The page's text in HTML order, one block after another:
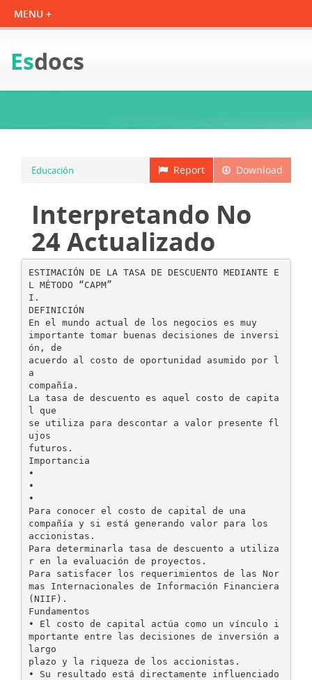
Esdocs
Download
Report
Educación
Interpretando No
24 Actualizado
ESTIMACIÓN DE LA TASA DE DESCUENTO MEDIANTE E
L MÉTODO “CAPM”
I.
DEFINICIÓN
En el mundo actual de los negocios es muy
importante tomar buenas decisiones de inversi
ón, de
acuerdo al costo de oportunidad asumido por l
a
compañía.
La tasa de descuento es aquel costo de capita
l que
se utiliza para descontar a valor presente fl
ujos
futuros.
Importancia
•
•
•
Para conocer el costo de capital de una
compañía y si está generando valor para los
accionistas.
Para determinarla tasa de descuento a utiliza
r en la evaluación de proyectos.
Para satisfacer los requerimientos de las Nor
mas Internacionales de Información Financiera
(NIIF).
Fundamentos
• El costo de capital actúa como un vínculo i
mportante entre las decisiones de inversión a
largo
plazo y la riqueza de los accionistas.
• Su resultado está directamente influenciado